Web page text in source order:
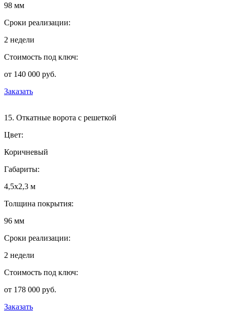
98 мм
Сроки реализации:
2 недели
Стоимость под ключ:
от 140 000 руб.
Заказать
15. Откатные ворота с решеткой
Цвет:
Коричневый
Габариты:
4,5х2,3 м
Толщина покрытия:
96 мм
Сроки реализации:
2 недели
Стоимость под ключ:
от 178 000 руб.
Заказать